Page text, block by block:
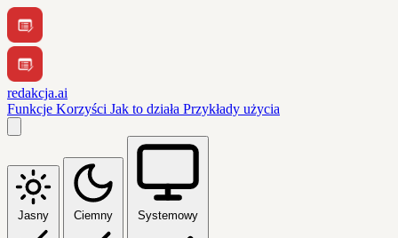
redakcja.ai
Funkcje Korzyści Jak to działa Przykłady użycia
Jasny Ciemny Systemowy